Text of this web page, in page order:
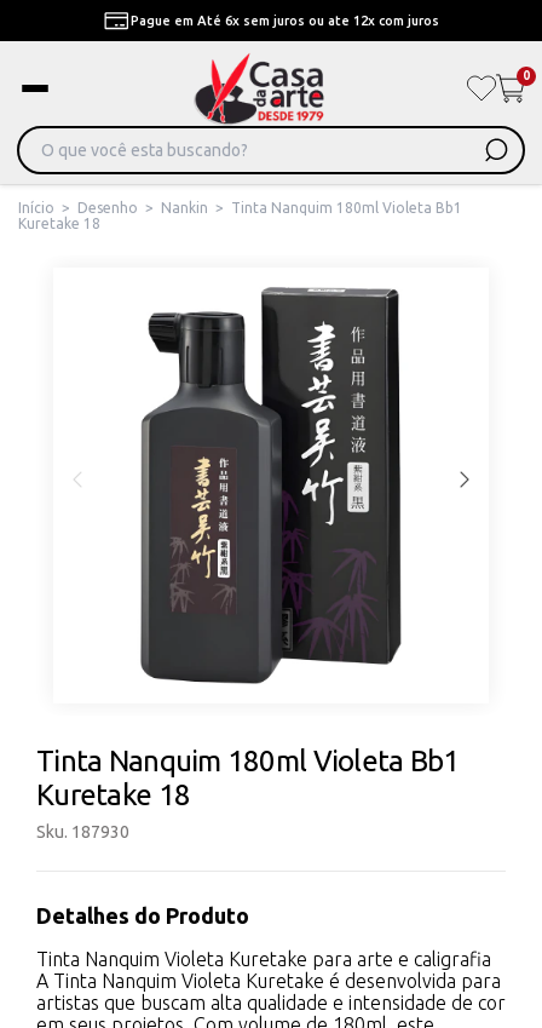
Pague em Até 6x sem juros ou ate 12x com juros
0
Início > Desenho > Nankin >
Tinta Nanquim 180ml Violeta Bb1
Kuretake 18
Tinta Nanquim 180ml Violeta Bb1
Kuretake 18
Sku. 187930
Detalhes do Produto
Tinta Nanquim Violeta Kuretake para arte e caligrafia
A Tinta Nanquim Violeta Kuretake é desenvolvida para
artistas que buscam alta qualidade e intensidade de cor